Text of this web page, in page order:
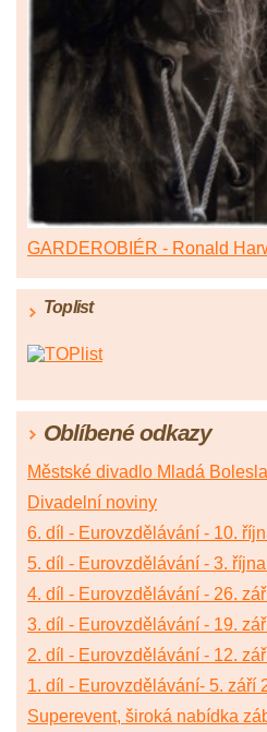
GARDEROBIÉR - Ronald
Toplist
Oblíbené odkazy
Městské divadlo Mladá
Divadelní noviny
6. díl - Eurovzdělávání - 10.
5. díl - Eurovzdělávání - 3.
4. díl - Eurovzdělávání - 26.
3. díl - Eurovzdělávání - 19.
2. díl - Eurovzdělávání - 12.
1. díl - Eurovzdělávání- 5. září
Superevent, široká nabídka